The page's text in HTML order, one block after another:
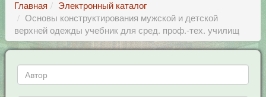
Главная
Электронный каталог
Основы конструктирования мужской и детской
верхней одежды учебник для сред. проф.-тех. училищ